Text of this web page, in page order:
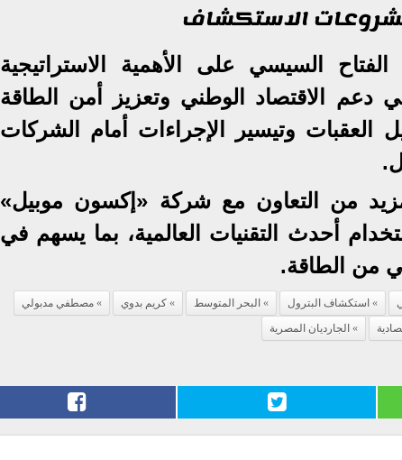
الاستكشاف
السيسي على الأهمية الاستراتيجية
الاقتصاد الوطني وتعزيز أمن الطاقة
وتيسير الإجراءات أمام الشركات
من التعاون مع شركة «إكسون موبيل»
أحدث التقنيات العالمية، بما يسهم في
من الطاقة.
استكشاف البترول البحر المتوسط كريم بدوي
مصطفي مدبولي
الجارديان المصرية